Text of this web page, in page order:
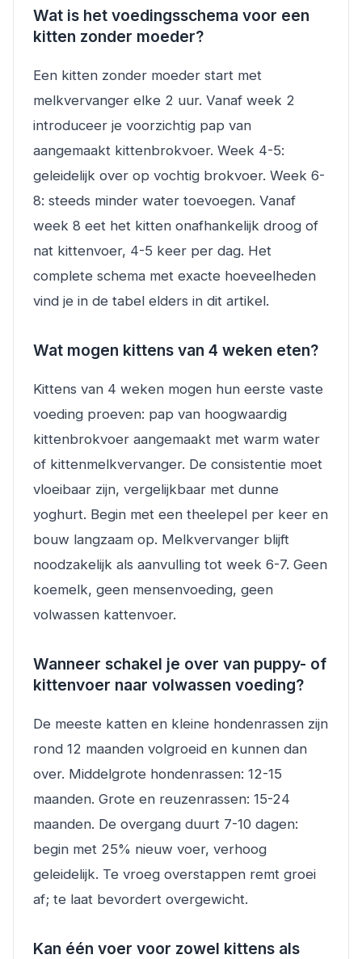
Wat is het voedingsschema voor een
kitten zonder moeder?
Een kitten zonder moeder start met
melkvervanger elke 2 uur. Vanaf week 2
introduceer je voorzichtig pap van
aangemaakt kittenbrokvoer. Week 4-5:
geleidelijk over op vochtig brokvoer. Week 6-
8: steeds minder water toevoegen. Vanaf
week 8 eet het kitten onafhankelijk droog of
nat kittenvoer, 4-5 keer per dag. Het
complete schema met exacte hoeveelheden
vind je in de tabel elders in dit artikel.
Wat mogen kittens van 4 weken eten?
Kittens van 4 weken mogen hun eerste vaste
voeding proeven: pap van hoogwaardig
kittenbrokvoer aangemaakt met warm water
of kittenmelkvervanger. De consistentie moet
vloeibaar zijn, vergelijkbaar met dunne
yoghurt. Begin met een theelepel per keer en
bouw langzaam op. Melkvervanger blijft
noodzakelijk als aanvulling tot week 6-7. Geen
koemelk, geen mensenvoeding, geen
volwassen kattenvoer.
Wanneer schakel je over van puppy- of
kittenvoer naar volwassen voeding?
De meeste katten en kleine hondenrassen zijn
rond 12 maanden volgroeid en kunnen dan
over. Middelgrote hondenrassen: 12-15
maanden. Grote en reuzenrassen: 15-24
maanden. De overgang duurt 7-10 dagen:
begin met 25% nieuw voer, verhoog
geleidelijk. Te vroeg overstappen remt groei
af; te laat bevordert overgewicht.
Kan één voer voor zowel kittens als